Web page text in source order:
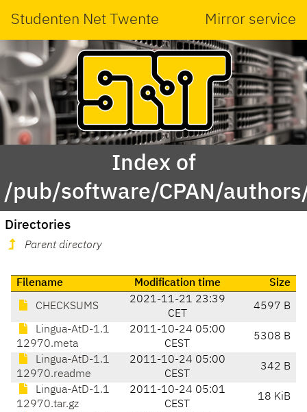
Studenten Net Twente Mirror service
Index of
/pub/software/CPAN/
Directories
Parent directory
Filename Modification time Size
CHECKSUMS
2021-11-21 23:39
CET
4597 B
Lingua-AtD-1.1
12970.meta
2011-10-24 05:00
CEST
5308 B
Lingua-AtD-1.1
12970.readme
2011-10-24 05:00
CEST
342 B
Lingua-AtD-1.1
12970.tar.gz
2011-10-24 05:01
CEST
18 KiB